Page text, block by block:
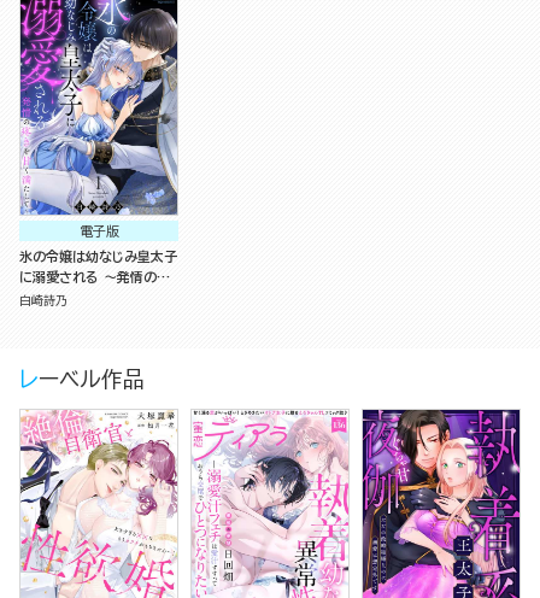
電子版
氷の令嬢は幼なじみ皇太子
に溺愛される ～発情の疼
きを甘く満たして～ （1）
白崎詩乃
レーベル作品